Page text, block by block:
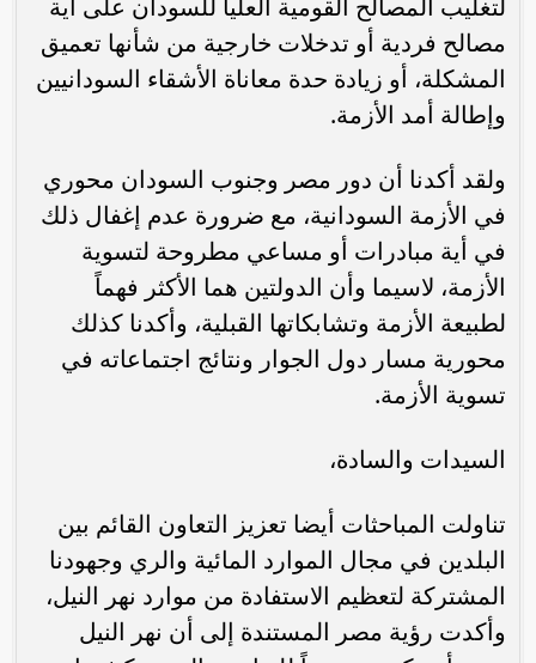
لتغليب المصالح القومية العليا للسودان على أية
مصالح فردية أو تدخلات خارجية من شأنها تعميق
المشكلة، أو زيادة حدة معاناة الأشقاء السودانيين
وإطالة أمد الأزمة.
ولقد أكدنا أن دور مصر وجنوب السودان محوري
في الأزمة السودانية، مع ضرورة عدم إغفال ذلك
في أية مبادرات أو مساعي مطروحة لتسوية
الأزمة، لاسيما وأن الدولتين هما الأكثر فهماً
لطبيعة الأزمة وتشابكاتها القبلية، وأكدنا كذلك
محورية مسار دول الجوار ونتائج اجتماعاته في
تسوية الأزمة.
السيدات والسادة،
تناولت المباحثات أيضا تعزيز التعاون القائم بين
البلدين في مجال الموارد المائية والري وجهودنا
المشتركة لتعظيم الاستفادة من موارد نهر النيل،
وأكدت رؤية مصر المستندة إلى أن نهر النيل